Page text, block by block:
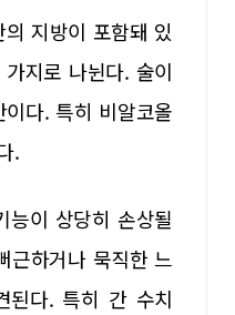
지방이 포함돼 있
지로 나뉜다. 술이
다. 특히 비알코올
.
능이 상당히 손상될
근하거나 묵직한 느
된다. 특히 간 수치